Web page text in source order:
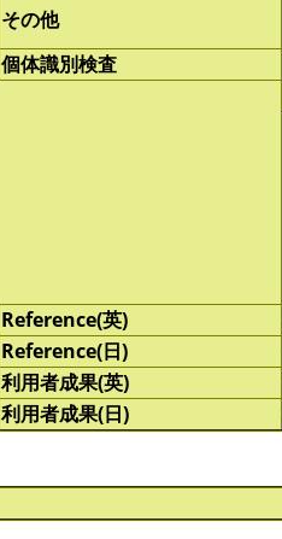
その他
個体識別検査
Reference(英)
Reference(日)
利用者成果(英)
利用者成果(日)